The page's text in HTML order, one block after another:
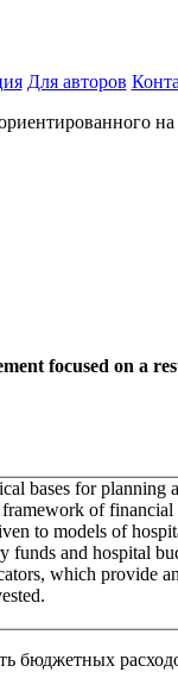
Для авторов
на
focused on a
bases for planning
of financial
to models of
funds and hospital
which provide
бюджетных